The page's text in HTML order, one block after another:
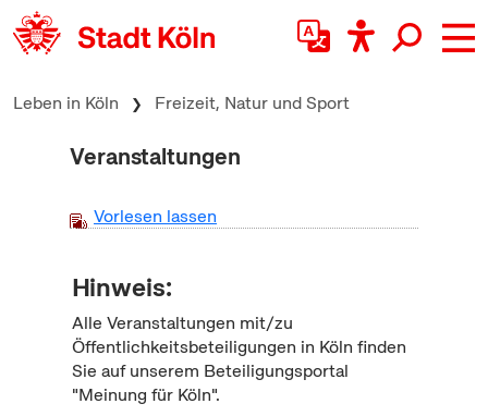
zum Inhalt springen
Leben in Köln Freizeit, Natur und Sport
Veranstaltungen
Vorlesen lassen
Hinweis:
Alle Veranstaltungen mit/zu
Öffentlichkeitsbeteiligungen in Köln finden
Sie auf unserem Beteiligungsportal
"Meinung für Köln".